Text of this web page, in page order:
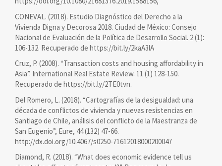
CONEVAL. (2018). Estudio Diagnóstico del Derecho a la
Vivienda Digna y Decorosa 2018. Ciudad de México: Consejo
Nacional de Evaluación de la Política de Desarrollo Social. 2 (1):
106-132. Recuperado de https://bit.ly/2kaA3lA
Cruz, P. (2008). “Transaction costs and housing affordability in
Asia”. International Real Estate Review. 11 (1) 128-150.
Recuperado de https://bit.ly/2TE0tvn.
Del Romero, L. (2018). “Cartografías de la desigualdad: una
década de conflictos de vivienda y nuevas resistencias en
Santiago de Chile, análisis del conflicto de la Maestranza de
San Eugenio”, Eure, 44 (132) 47-66.
http://dx.doi.org/10.4067/s0250-71612018000200047
Diamond, R. (2018). “What does economic evidence tell us